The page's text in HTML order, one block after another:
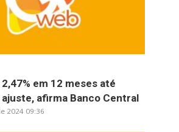
em 12 meses até
afirma Banco Central
2024 09:36